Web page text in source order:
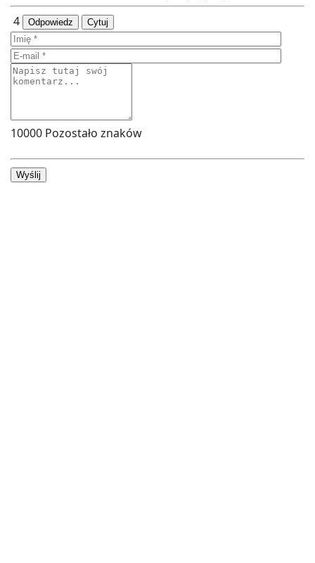
4
Odpowiedz Cytuj
10000 Pozostało znaków
Wyślij